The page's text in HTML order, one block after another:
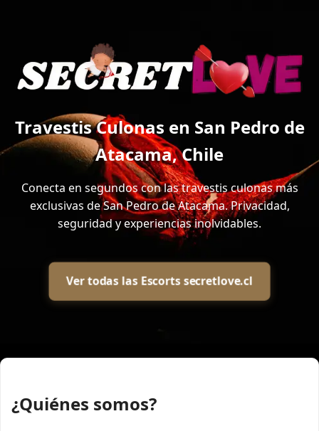
Travestis Culonas en San Pedro de
Atacama, Chile
Conecta en segundos con las travestis culonas más
exclusivas de San Pedro de Atacama. Privacidad,
seguridad y experiencias inolvidables.
Ver todas las Escorts secretlove.cl
¿Quiénes somos?